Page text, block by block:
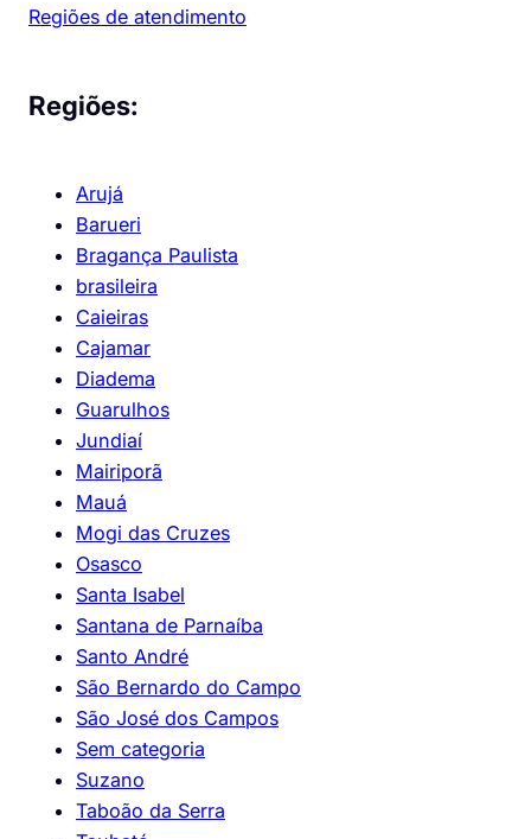
Regiões de atendimento
Regiões:
Arujá
Barueri
Bragança Paulista
brasileira
Caieiras
Cajamar
Diadema
Guarulhos
Jundiaí
Mairiporã
Mauá
Mogi das Cruzes
Osasco
Santa Isabel
Santana de Parnaíba
Santo André
São Bernardo do Campo
São José dos Campos
Sem categoria
Suzano
Taboão da Serra